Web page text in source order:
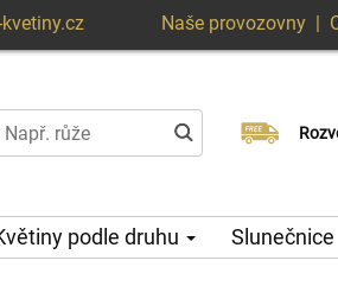
Naše provozovny |
podle druhu Slunečnice